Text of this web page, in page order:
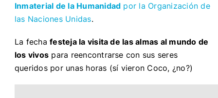
Inmaterial de la Humanidad por la Organización de
las Naciones Unidas.
La fechafesteja la visita de las almas al mundo de
los vivos para reencontrarse con sus seres
queridos por unas horas (sí vieron Coco, ¿no?)